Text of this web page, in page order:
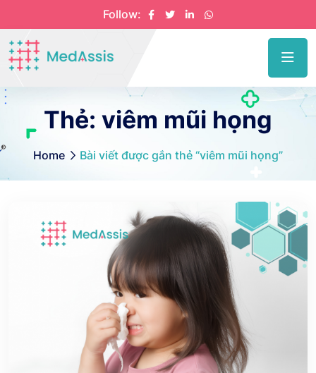
Follow:
Thẻ: viêm mũi họng
Home Bài viết được gắn thẻ “viêm mũi họng”